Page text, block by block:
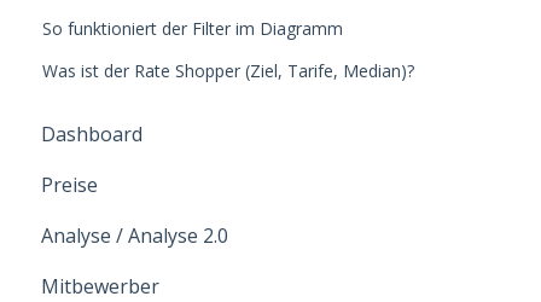
So funktioniert der Filter im Diagramm
Was ist der Rate Shopper (Ziel, Tarife, Median)?
Dashboard
Preise
Analyse / Analyse 2.0
Mitbewerber